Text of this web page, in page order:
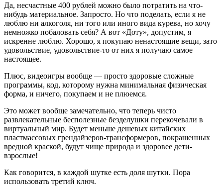
Да, несчастные 400 рублей можно было потратить на что-
нибудь материальное. Запросто. Но что поделать, если я не
люблю ни алкоголя, ни того или иного вида курева, но хочу
немножко побаловать себя? А вот «Доту», допустим, я
искренне люблю. Хорошо, я покупаю ненастоящие вещи, зато
удовольствие, удовольствие-то от них я получаю самое
настоящее.
Плюс, видеоигры вообще — просто здоровые сложные
программы, код, которому нужна минимальная физическая
форма, и ничего, покупаем и не плюемся.
Это может вообще замечательно, что теперь чисто
развлекательные бесполезные безделушки перекочевали в
виртуальный мир. Будет меньше дешевых китайских
пластмассовых грендайзеров-трансформеров, покрашенных
вредной краской, будут чище природа и здоровее дети-
взрослые!
Как говорится, в каждой шутке есть доля шутки. Пора
использовать третий ключ.